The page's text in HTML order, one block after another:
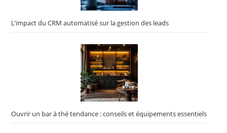
L’impact du CRM automatisé sur la gestion des leads
Ouvrir un bar à thé tendance : conseils et équipements essentiels